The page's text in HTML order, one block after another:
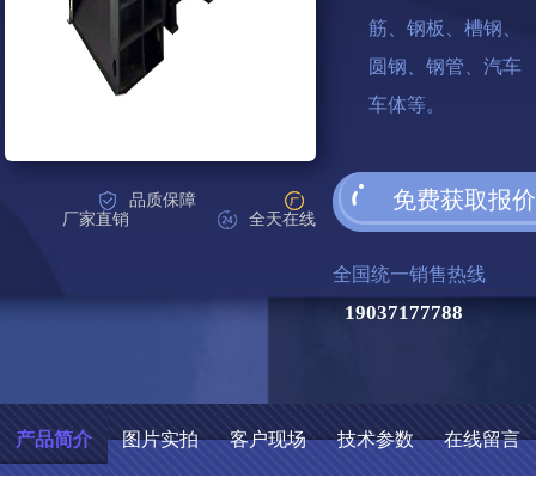
品质保障
厂家直销
全天在线
筋、钢板、槽钢、
圆钢、钢管、汽车
车体等。
免费获取报价
全国统一销售热线
19037177788
产品简介 图片实拍 客户现场 技术参数 在线留言